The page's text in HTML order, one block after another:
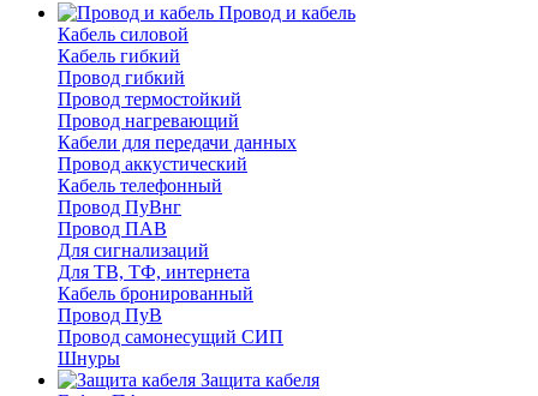
Провод и кабель
Кабель силовой
Кабель гибкий
Провод гибкий
Провод термостойкий
Провод нагревающий
Кабели для передачи данных
Провод аккустический
Кабель телефонный
Провод ПуВнг
Провод ПАВ
Для сигнализаций
Для ТВ, ТФ, интернета
Кабель бронированный
Провод ПуВ
Провод самонесущий СИП
Шнуры
Защита кабеля